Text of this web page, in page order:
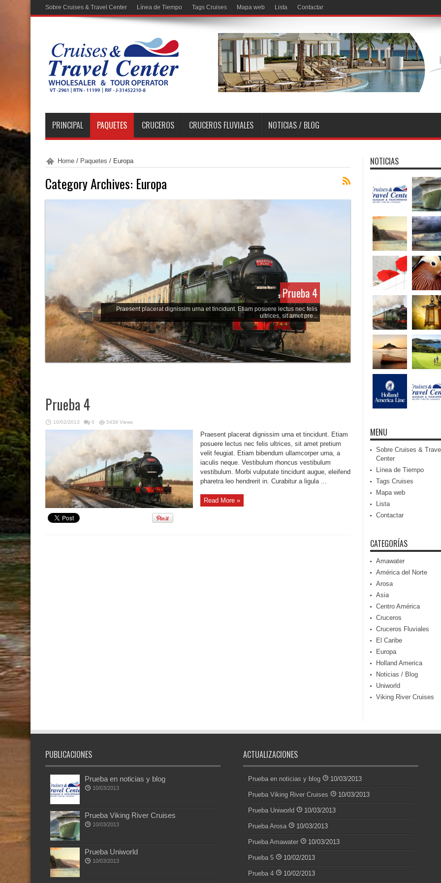
Sobre Cruises & Travel Center Línea de Tiempo Tags Cruises Mapa web Lista Contactar
PRINCIPAL PAQUETES CRUCEROS CRUCEROS FLUVIALES NOTICIAS / BLOG
Home / Paquetes / Europa
Category Archives: Europa
Prueba 4
Praesent placerat dignissim urna et tincidunt. Etiam posuere lectus nec felis
ultrices, sit amet pre...
Prueba 4
10/02/2013 0 5439 Views
Praesent placerat dignissim urna et tincidunt. Etiam
posuere lectus nec felis ultrices, sit amet pretium
velit feugiat. Etiam bibendum ullamcorper urna, a
iaculis neque. Vestibulum rhoncus vestibulum
vestibulum. Morbi vulputate tincidunt augue, eleifend
pharetra leo hendrerit in. Curabitur a ligula ...
Read More »
NOTICIAS
MENU
Sobre Cruises &
Center
Línea de Tiempo
Tags Cruises
Mapa web
Lista
Contactar
CATEGORÍAS
Amawater
América del Norte
Arosa
Asia
Centro América
Cruceros
Cruceros Fluviales
El Caribe
Europa
Holland America
Noticias / Blog
Uniworld
Viking River Cruises
PUBLICACIONES
Prueba en noticias y blog
10/03/2013
Prueba Viking River Cruises
10/03/2013
Prueba Uniworld
10/03/2013
ACTUALIZACIONES
Prueba en noticias y blog 10/03/2013
Prueba Viking River Cruises 10/03/2013
Prueba Uniworld 10/03/2013
Prueba Arosa 10/03/2013
Prueba Amawater 10/03/2013
Prueba 5 10/02/2013
Prueba 4 10/02/2013